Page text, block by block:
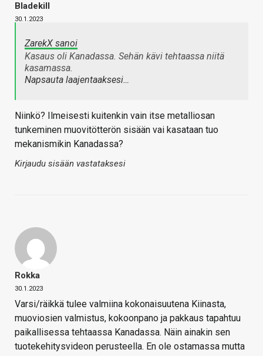
Bladekill
30.1.2023
ZarekX sanoi
Kasaus oli Kanadassa. Sehän kävi tehtaassa niitä
kasamassa.
Napsauta laajentaaksesi…
Niinkö? Ilmeisesti kuitenkin vain itse metalliosan
tunkeminen muovitötterön sisään vai kasataan tuo
mekanismikin Kanadassa?
Kirjaudu sisään vastataksesi
Rokka
30.1.2023
Varsi/räikkä tulee valmiina kokonaisuutena Kiinasta,
muoviosien valmistus, kokoonpano ja pakkaus tapahtuu
paikallisessa tehtaassa Kanadassa. Näin ainakin sen
tuotekehitysvideon perusteella. En ole ostamassa mutta